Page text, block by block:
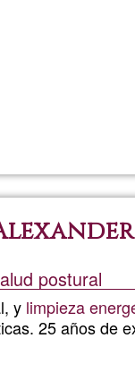
de
enfermos
postural
y limpieza
25 años de